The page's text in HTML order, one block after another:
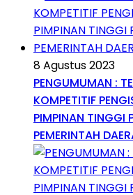
8 Agustus 2023
PENGUMUMAN :
KOMPETITIF
PIMPINAN TINGGI
PEMERINTAH